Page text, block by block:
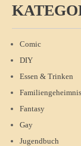
Comic
DIY
Essen & Trinken
Fantasy
Gay
Jugendbuch